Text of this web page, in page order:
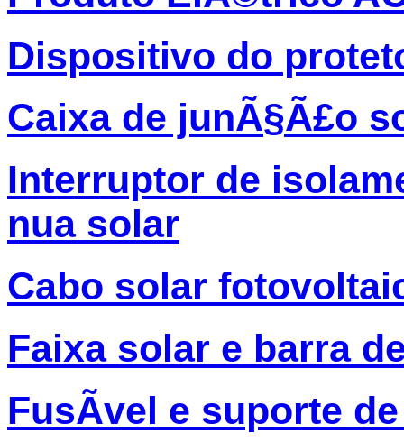
Dispositivo do
Caixa de junÃ§Ã£o
Interruptor de
nua solar
Cabo solar
Faixa solar e barra
FusÃ­vel e suporte